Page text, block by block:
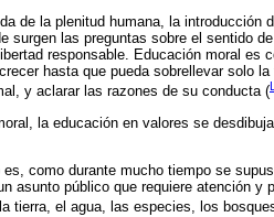
de la plenitud humana, la introducción
surgen las preguntas sobre el sentido
responsable. Educación moral es
hasta que pueda sobrellevar solo
y aclarar las razones de su conducta (
la educación en valores se
es, como durante mucho tiempo se
asunto público que requiere atención
tierra, el agua, las especies, los